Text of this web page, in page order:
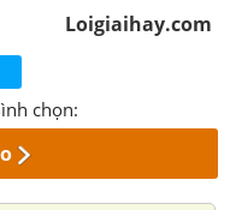
Loigiaihay.com
chọn: